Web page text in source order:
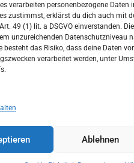
verarbeiten personenbezogene
zustimmst, erklärst du dich auch mit
49 (1) lit. a DSGVO einverstanden.
unzureichenden Datenschutzniveau
besteht das Risiko, dass deine Daten
verarbeitet werden, unter
Ablehnen
10 11
17 18
24 25